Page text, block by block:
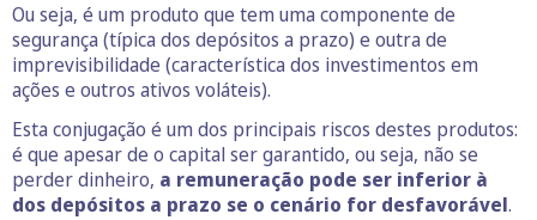
Ou seja, é um produto que tem uma componente de
segurança (típica dos depósitos a prazo) e outra de
imprevisibilidade (característica dos investimentos em
ações e outros ativos voláteis).
Esta conjugação é um dos principais riscos destes produtos:
é que apesar de o capital ser garantido, ou seja, não se
perder dinheiro, a remuneração pode ser inferior à
dos depósitos a prazo se o cenário for desfavorável.